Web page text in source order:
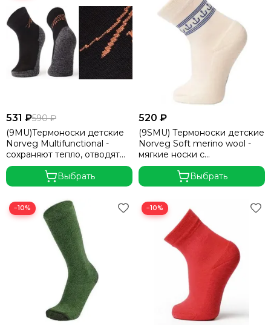
531 ₽590 ₽
(9MU)Термоноски детские
Norveg Multifunctional -
сохраняют тепло, отводят
влагу
Выбрать
520 ₽
(9SMU) Термоноски детские
Norveg Soft merino wool -
мягкие носки с
дополнительным
утеплением в зоне стопы
Выбрать
−10% −10%